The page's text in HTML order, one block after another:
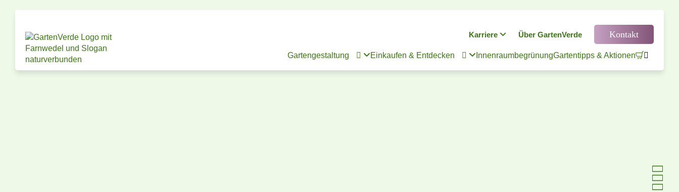



Karriere Über GartenVerde Kontakt
Gartengestaltung  Einkaufen & Entdecken  InnenraumbegrünungGartentipps & Aktionen 